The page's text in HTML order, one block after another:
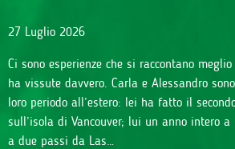
27 Luglio 2026
Ci sono esperienze che si raccontano
ha vissute davvero. Carla e Alessandro
loro periodo all’estero: lei ha fatto il
sull’isola di Vancouver; lui un anno intero a
a due passi da Las…